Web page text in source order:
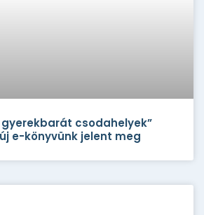
gyerekbarát csodahelyek”
e-könyvünk jelent meg